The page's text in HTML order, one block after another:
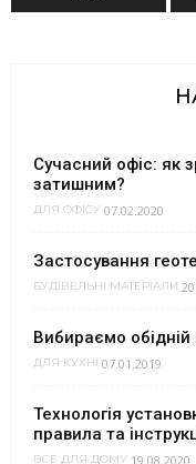
Сучасний офіс: як
затишним?
ДЛЯ ОФІСУ 07.02.2020
Застосування
БУДІВЕЛЬНІ МАТЕРІАЛИ
Вибираємо обідній
ДЛЯ КУХНІ 07.01.2019
Технологія
правила та
ВСЕ ДЛЯ ДОМУ 19.08.2020